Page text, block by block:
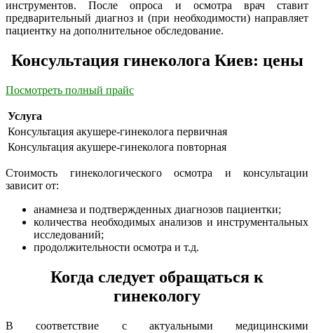
инструментов. После опроса и осмотра врач ставит
предварительный диагноз и (при необходимости) направляет
пациентку на дополнительное обследование.
Консультация гинеколога Киев: цены
Посмотреть полный прайс
Услуга
Консультация акушере-гинеколога первичная
Консультация акушере-гинеколога повторная
Стоимость гинекологического осмотра и консультации
зависит от:
анамнеза и подтвержденных диагнозов пациентки;
количества необходимых анализов и инструментальных
исследований;
продолжительности осмотра и т.д.
Когда следует обращаться к
гинекологу
В соответствие с актуальными медицинскими